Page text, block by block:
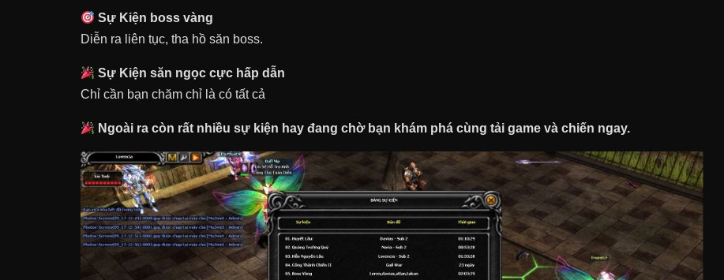
Sự Kiện boss vàng
Diễn ra liên tục, tha hồ săn boss.
Sự Kiện săn ngọc cực hấp dẫn
Chỉ cần bạn chăm chỉ là có tất cả
Ngoài ra còn rất nhiều sự kiện hay đang chờ bạn khám phá cùng tải game và chiến ngay.